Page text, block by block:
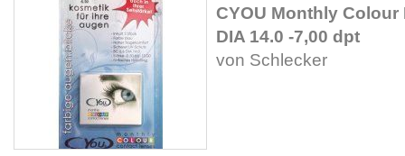
CYOU Monthly
DIA 14.0 -7,00 dpt
von Schlecker